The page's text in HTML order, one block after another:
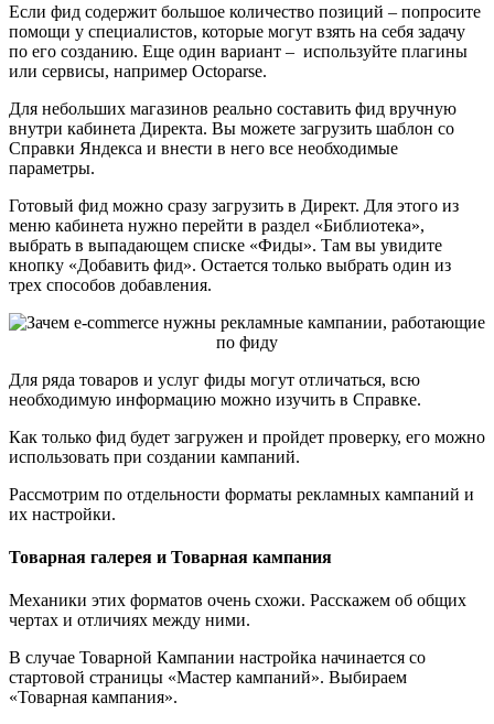
Если фид содержит большое количество позиций – попросите
помощи у специалистов, которые могут взять на себя задачу
по его созданию. Еще один вариант – используйте плагины
или сервисы, например Octoparse.
Для небольших магазинов реально составить фид вручную
внутри кабинета Директа. Вы можете загрузить шаблон со
Справки Яндекса и внести в него все необходимые
параметры.
Готовый фид можно сразу загрузить в Директ. Для этого из
меню кабинета нужно перейти в раздел «Библиотека»,
выбрать в выпадающем списке «Фиды». Там вы увидите
кнопку «Добавить фид». Остается только выбрать один из
трех способов добавления.
Для ряда товаров и услуг фиды могут отличаться, всю
необходимую информацию можно изучить в Справке.
Как только фид будет загружен и пройдет проверку, его можно
использовать при создании кампаний.
Рассмотрим по отдельности форматы рекламных кампаний и
их настройки.
Товарная галерея и Товарная кампания
Механики этих форматов очень схожи. Расскажем об общих
чертах и отличиях между ними.
В случае Товарной Кампании настройка начинается со
стартовой страницы «Мастер кампаний». Выбираем
«Товарная кампания».